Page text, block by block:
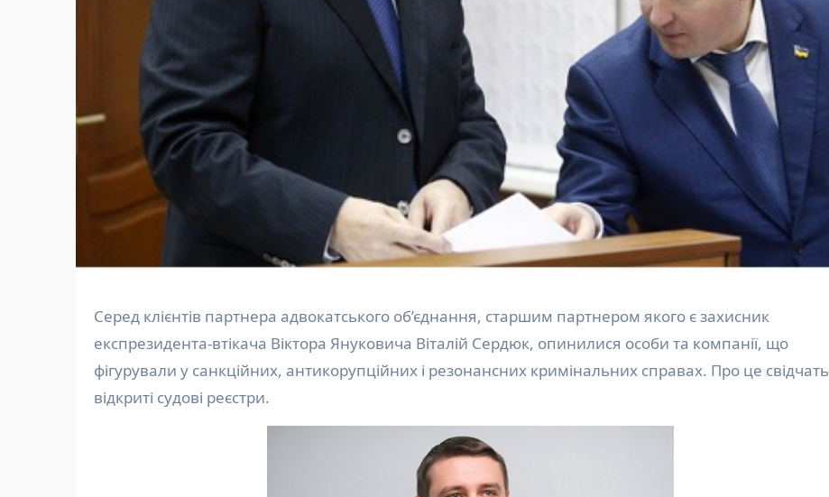
Серед клієнтів партнера адвокатського об’єднання, старшим партнером якого є захисник
експрезидента-втікача Віктора Януковича Віталій Сердюк, опинилися особи та компанії, що
фігурували у санкційних, антикорупційних і резонансних кримінальних справах. Про це свідчать
відкриті судові реєстри.